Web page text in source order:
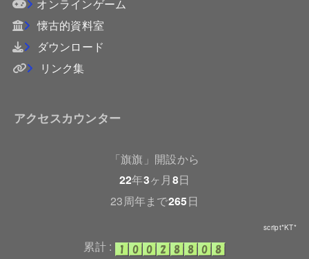
オンラインゲーム
懐古的資料室
ダウンロード
リンク集
アクセスカウンター
「旗旗」開設から
22年3ヶ月8日
23周年まで265日
script*KT*
累計 :